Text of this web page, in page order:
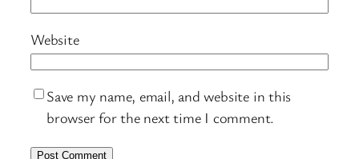
Website
Save my name, email, and website in this
browser for the next time I comment.